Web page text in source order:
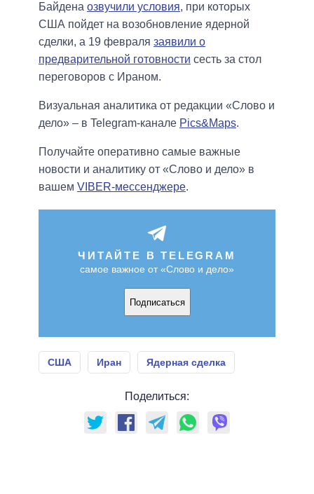
Байдена озвучили условия, при которых
США пойдет на возобновление ядерной
сделки, а 19 февраля заявили о
предварительной готовности сесть за стол
переговоров с Ираном.
Визуальная аналитика от редакции «Слово и
дело» – в Telegram-канале Pics&Maps.
Получайте оперативно самые важные
новости и аналитику от «Слово и дело» в
вашем VIBER-мессенджере.
ЧИТАЙТЕ В TELEGRAM
самое важное от «Слово и дело»
Подписаться
США Иран Ядерная сделка
Поделиться: